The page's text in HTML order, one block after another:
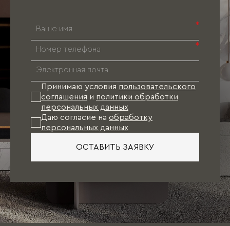
*
*
Принимаю условия пользовательского
соглашения и политики обработки
персональных данных
Даю согласие на обработку
персональных данных
ОСТАВИТЬ ЗАЯВКУ